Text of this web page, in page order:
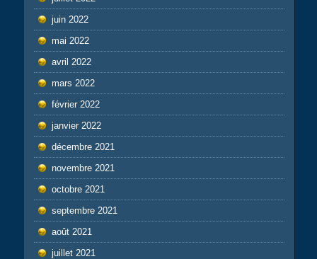
juin 2022
mai 2022
avril 2022
mars 2022
février 2022
janvier 2022
décembre 2021
novembre 2021
octobre 2021
septembre 2021
août 2021
juillet 2021